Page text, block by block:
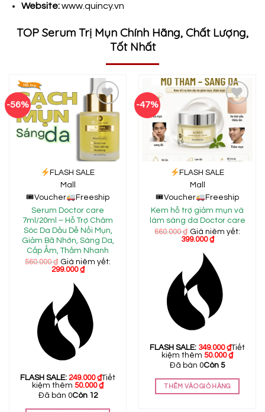
Website:www.quincy.vn
TOP Serum Trị Mụn Chính Hãng, Chất Lượng,
Tốt Nhất
-56%
Add to
wishlist
FLASH SALE
Mall
🎟Voucher
Freeship
Serum Doctor care
7ml/20ml – Hỗ Trợ Chăm
Sóc Da Dầu Dễ Nổi Mụn,
Giảm Bã Nhờn, Sáng Da,
Cấp Ẩm, Thấm Nhanh
560.000₫ Giá niêm yết:
299.000₫
FLASH SALE: 249.000₫Tiết
kiệm thêm 50.000₫
Đã bán 0Còn 12
-47%
Add to
wishlist
FLASH SALE
Mall
🎟Voucher
Freeship
Kem hỗ trợ giảm mụn và
làm sáng da Doctor care
660.000₫ Giá niêm yết:
399.000₫
FLASH SALE: 349.000₫Tiết
kiệm thêm 50.000₫
Đã bán 0Còn 5
THÊM VÀO GIỎ HÀNG